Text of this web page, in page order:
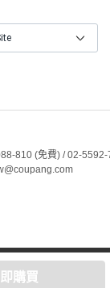
購買
810 (免費) / 02-